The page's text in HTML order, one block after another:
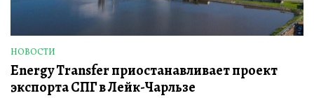
ОПУБЛИКОВАНО
В
НОВОСТИ
Energy Transfer приостанавливает проект
экспорта СПГ в Лейк-Чарльзе